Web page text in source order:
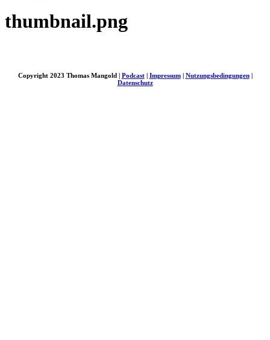
thumbnail.png
Copyright 2023 Thomas Mangold | Podcast| Impressum| Nutzungsbedingungen|
Datenschutz